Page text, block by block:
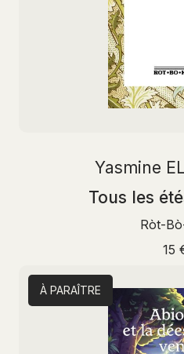
Yasmine
Tous les
Ròt-
15
À PARAÎTRE